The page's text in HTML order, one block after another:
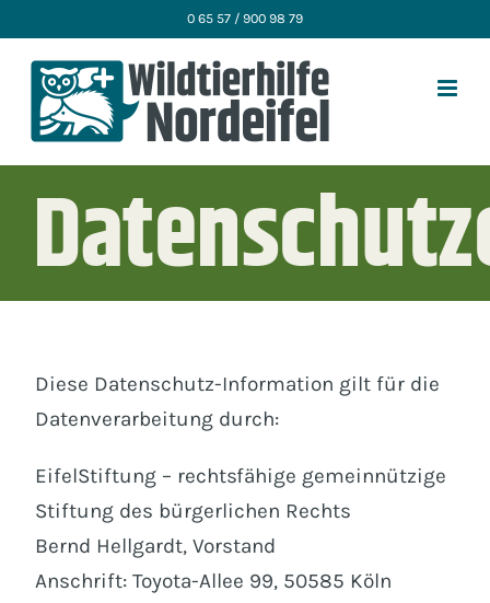
springen
0 65 57 / 900 98 79
Diese Datenschutz-Information gilt für die
Datenverarbeitung durch:
EifelStiftung – rechtsfähige gemeinnützige
Stiftung des bürgerlichen Rechts
Bernd Hellgardt, Vorstand
Anschrift: Toyota-Allee 99, 50585 Köln